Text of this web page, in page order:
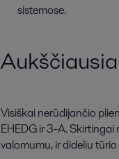
sistemose.
Visiškai nerūdijančio
EHEDG ir 3-A.
valomumu, ir dideliu